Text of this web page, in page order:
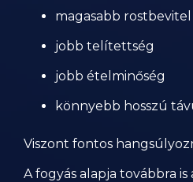
magasabb rostbevitel
jobb telítettség
jobb ételminőség
könnyebb hosszú
Viszont fontos
A fogyás alapja továbbra is